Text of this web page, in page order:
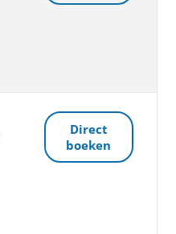
Direct
boeken